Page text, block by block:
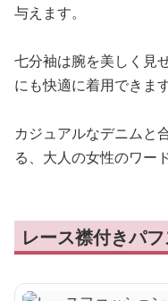
与えます。
七分袖は腕を美しく見
にも快適に着用できます
カジュアルなデニムと
る、大人の女性のワー
レース襟付きパ